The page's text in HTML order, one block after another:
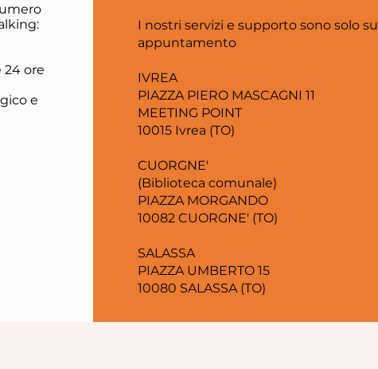
24 ore
e
I nostri servizi e supporto sono solo su
appuntamento
IVREA
PIAZZA PIERO MASCAGNI 11
MEETING POINT
10015 Ivrea (TO)
CUORGNE'
(Biblioteca comunale)
PIAZZA MORGANDO
10082 CUORGNE' (TO)
SALASSA
PIAZZA UMBERTO 15
10080 SALASSA (TO)